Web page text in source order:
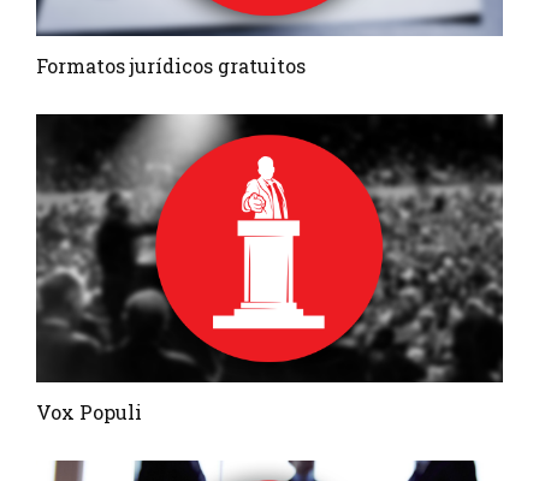
Formatos jurídicos gratuitos
Vox Populi